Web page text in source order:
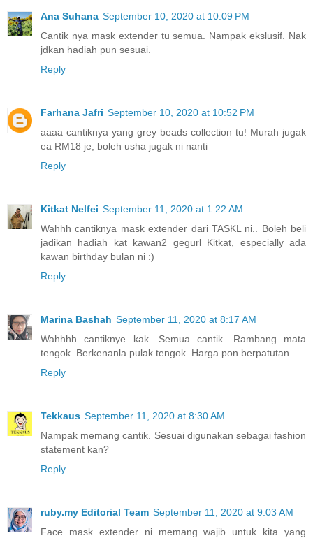
Ana Suhana September 10, 2020 at 10:09 PM
Cantik nya mask extender tu semua. Nampak ekslusif. Nak
jdkan hadiah pun sesuai.
Reply
Farhana Jafri September 10, 2020 at 10:52 PM
aaaa cantiknya yang grey beads collection tu! Murah jugak
ea RM18 je, boleh usha jugak ni nanti
Reply
Kitkat Nelfei September 11, 2020 at 1:22 AM
Wahhh cantiknya mask extender dari TASKL ni.. Boleh beli
jadikan hadiah kat kawan2 gegurl Kitkat, especially ada
kawan birthday bulan ni :)
Reply
Marina Bashah September 11, 2020 at 8:17 AM
Wahhhh cantiknye kak. Semua cantik. Rambang mata
tengok. Berkenanla pulak tengok. Harga pon berpatutan.
Reply
Tekkaus September 11, 2020 at 8:30 AM
Nampak memang cantik. Sesuai digunakan sebagai fashion
statement kan?
Reply
ruby.my Editorial Team September 11, 2020 at 9:03 AM
Face mask extender ni memang wajib untuk kita yang